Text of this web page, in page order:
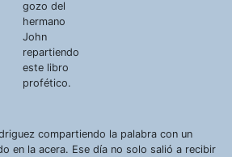
gozo del
hermano
John
repartiendo
este libro
profético.
compartiendo la palabra con un
en la acera. Ese día no solo salió a recibir